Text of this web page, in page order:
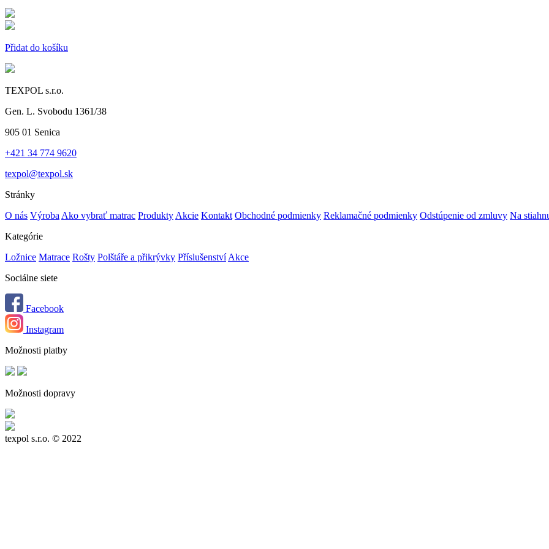
Přidat do košíku
TEXPOL s.r.o.
Gen. L. Svobodu 1361/38
905 01 Senica
+421 34 774 9620
texpol@texpol.sk
Stránky
O nás Výroba Ako vybrať matrac Produkty Akcie Kontakt Obchodné podmienky Reklamačné podmienky Odstúpenie od zmluvy Na
Kategórie
Ložnice Matrace Rošty Polštáře a přikrývky Příslušenství Akce
Sociálne siete
Facebook
Instagram
Možnosti platby
Možnosti dopravy
texpol s.r.o. © 2022